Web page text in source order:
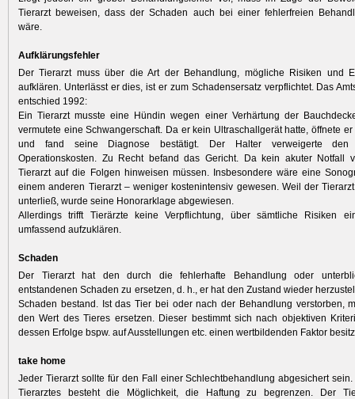
Tierarzt beweisen, dass der Schaden auch bei einer fehlerfreien
wäre.
Aufklärungsfehler
Der Tierarzt muss über die Art der Behandlung, mögliche Risiken und
aufklären. Unterlässt er dies, ist er zum Schadensersatz verpflichtet. Das
entschied 1992:
Ein Tierarzt musste eine Hündin wegen einer Verhärtung der
vermutete eine Schwangerschaft. Da er kein Ultraschallgerät hatte, öffnete
und fand seine Diagnose bestätigt. Der Halter verweigerte den
Operationskosten. Zu Recht befand das Gericht. Da kein akuter Notfall
Tierarzt auf die Folgen hinweisen müssen. Insbesondere wäre eine
einem anderen Tierarzt – weniger kostenintensiv gewesen. Weil der
unterließ, wurde seine Honorarklage abgewiesen.
Allerdings trifft Tierärzte keine Verpflichtung, über sämtliche Risiken
umfassend aufzuklären.
Schaden
Der Tierarzt hat den durch die fehlerhafte Behandlung oder
entstandenen Schaden zu ersetzen, d. h., er hat den Zustand wieder
Schaden bestand. Ist das Tier bei oder nach der Behandlung verstorben,
den Wert des Tieres ersetzen. Dieser bestimmt sich nach objektiven
dessen Erfolge bspw. auf Ausstellungen etc. einen wertbildenden Faktor
take home
Jeder Tierarzt sollte für den Fall einer Schlechtbehandlung abgesichert
Tierarztes besteht die Möglichkeit, die Haftung zu begrenzen. Der